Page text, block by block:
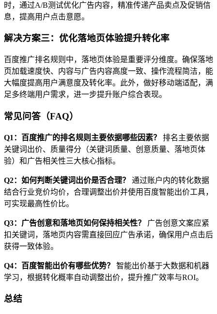
时，通过A/B测试优化广告内容，精准传递产品卖点及促销信
息，提高用户点击意愿。
解决方案三：优化落地页体验提升转化率
百度推广排名规则中，落地页体验是重要评分维度。确保落地
页加载速度快、内容与广告内容高度一致、操作流程简洁，能
大幅度提高用户满意度及转化率。此外，做好移动端适配，满
足多终端用户需求，进一步提升账户综合表现。
常见问答（FAQ）
Q1：百度推广的排名规则主要依据哪些因素？
排名主要依据
关键词出价、质量得分（关键词质量、创意质量、落地页体
验）和广告相关性三大核心指标。
Q2：如何判断关键词出价是否合理？
通过账户内的转化数据
结合行业竞价均价，合理调整出价并使用百度智能出价工具，
可实现最高性价比。
Q3：广告创意和落地页如何保持相关性？
广告创意文案应紧
扣关键词，落地页内容需直接回应广告承诺，确保用户点击后
获得一致体验。
Q4：百度智能出价有哪些优势？
智能出价基于大数据和机器
学习，根据转化概率自动调整出价，提升推广效率与ROI。
总结